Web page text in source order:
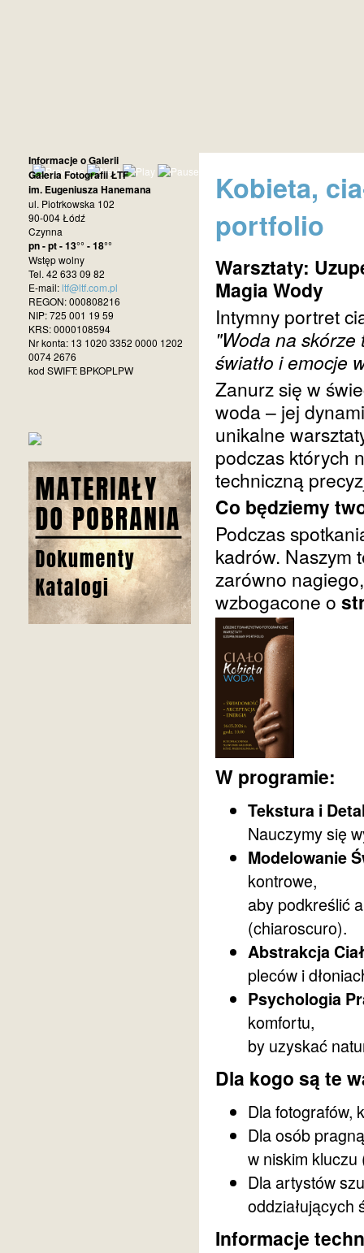
Kobieta,
portfolio
Warsztaty:
Magia Wody
Intymny portret
"Woda na
światło i emocje
Zanurz się w
woda – jej
unikalne
podczas których
techniczną
Co będziemy
Podczas
kadrów. Naszym
zarówno
wzbogacone o
W programie:
Tekstura i
Nauczymy się
Modelowanie
kontrowe,
aby podkreślić
(chiaroscuro).
Abstrakcja
pleców i
Psychologia
komfortu,
by uzyskać
Dla kogo są te
Dla fotografów,
Dla osób
w niskim kluczu
Dla artystów
oddziałujących
Informacje
Informacje o Galerii
Galeria Fotografii ŁTF
im. Eugeniusza Hanemana
ul. Piotrkowska 102
90-004 Łódź
Czynna
pn - pt - 13°° - 18°°
Wstęp wolny
Tel. 42 633 09 82
E-mail:ltf@ltf.com.pl
REGON: 000808216
NIP: 725 001 19 59
KRS: 0000108594
Nr konta: 13 1020 3352 0000 1202
0074 2676
kod SWIFT: BPKOPLPW